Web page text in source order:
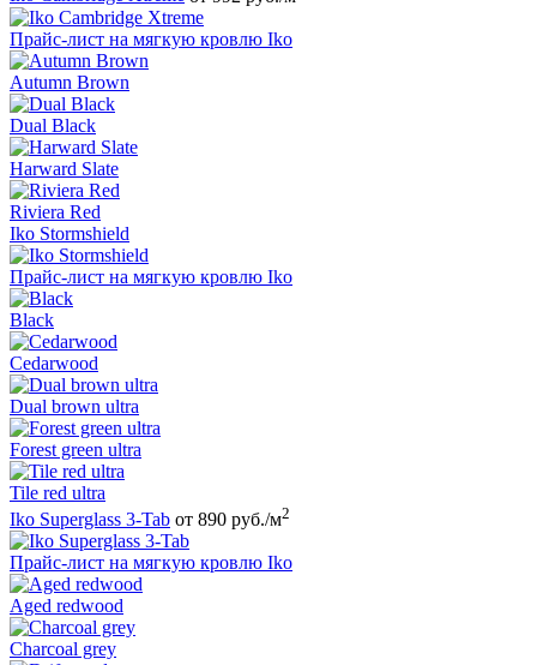
Прайс-лист на мягкую кровлю Iko
Autumn Brown
Dual Black
Harward Slate
Riviera Red
Iko Stormshield
Прайс-лист на мягкую кровлю Iko
Black
Cedarwood
Dual brown ultra
Forest green ultra
Tile red ultra
Iko Superglass 3-Tab от 890 руб./м2
Прайс-лист на мягкую кровлю Iko
Aged redwood
Charcoal grey